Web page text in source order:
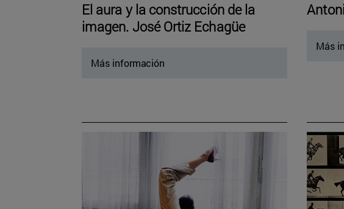
El aura y la construcción de la
imagen. José Ortiz Echagüe
Más información
Más